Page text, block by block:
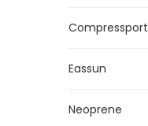
Compressport
Eassun
Neoprene